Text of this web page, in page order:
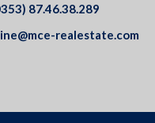
87.46.38.289
realestate.com